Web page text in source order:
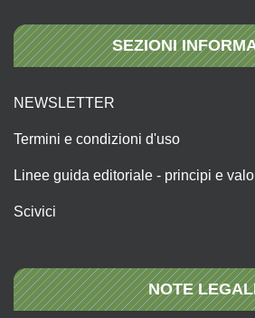
SEZIONI
NEWSLETTER
Termini e condizioni d'uso
Linee guida editoriale - principi e
Scivici
NOTE